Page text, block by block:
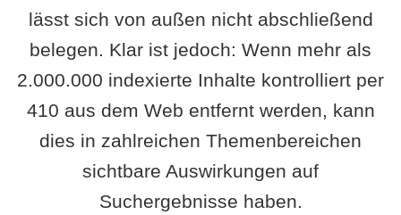
lässt sich von außen nicht abschließend
belegen. Klar ist jedoch: Wenn mehr als
2.000.000 indexierte Inhalte kontrolliert per
410 aus dem Web entfernt werden, kann
dies in zahlreichen Themenbereichen
sichtbare Auswirkungen auf
Suchergebnisse haben.